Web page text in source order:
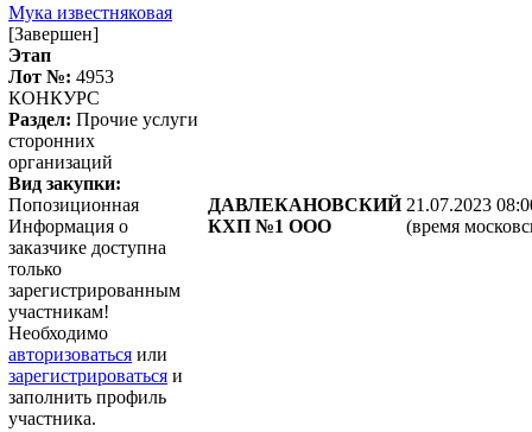
Мука известняковая
[Завершен]
Этап
Лот №: 4953
КОНКУРС
Раздел: Прочие услуги
сторонних
организаций
Вид закупки:
Попозиционная
Информация о
заказчике доступна
только
зарегистрированным
участникам!
Необходимо
авторизоваться или
зарегистрироваться и
заполнить профиль
участника.
ДАВЛЕКАНОВСКИЙ
КХП №1 ООО
21.07.2023
(время